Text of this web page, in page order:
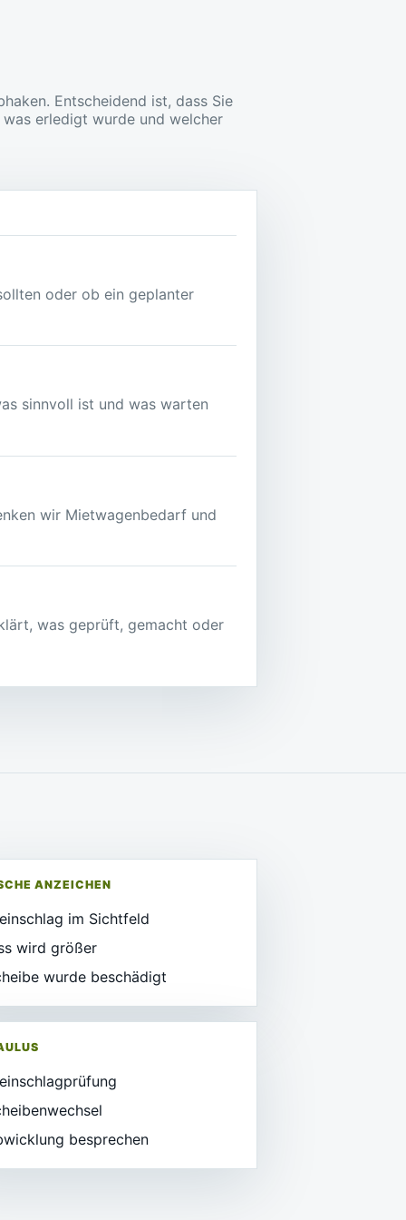
Entscheidend ist, dass Sie
erledigt wurde und welcher
oder ob ein geplanter
sinnvoll ist und was warten
wir Mietwagenbedarf und
was geprüft, gemacht oder
ANZEICHEN
im Sichtfeld
wird größer
wurde beschädigt
besprechen